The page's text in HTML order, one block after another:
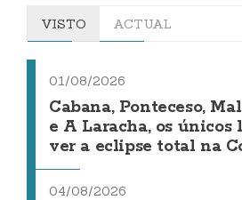
VISTO ACTUAL
01/08/2026
Cabana, Ponteceso,
e A Laracha, os únicos
ver a eclipse total na
04/08/2026